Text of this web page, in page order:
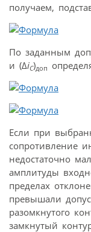
получаем,
По заданным
и (ΔiC)доп
Если при
сопротивление
недостаточно
амплитуды
пределах
превышали
разомкнутого
замкнутый